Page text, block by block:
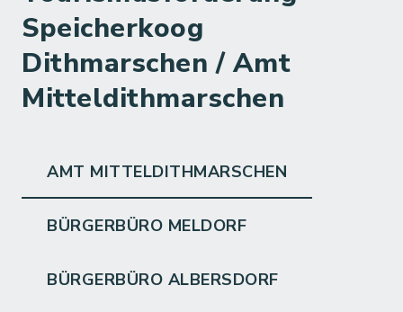
Speicherkoog
Dithmarschen / Amt
Mitteldithmarschen
AMT MITTELDITHMARSCHEN
BÜRGERBÜRO MELDORF
BÜRGERBÜRO ALBERSDORF